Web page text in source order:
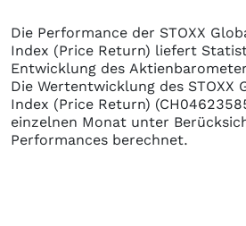
Die Performance der STOXX
Index (Price Return) liefert
Entwicklung des
Die Wertentwicklung des STOXX
Index (Price Return)
einzelnen Monat unter
Performances berechnet.